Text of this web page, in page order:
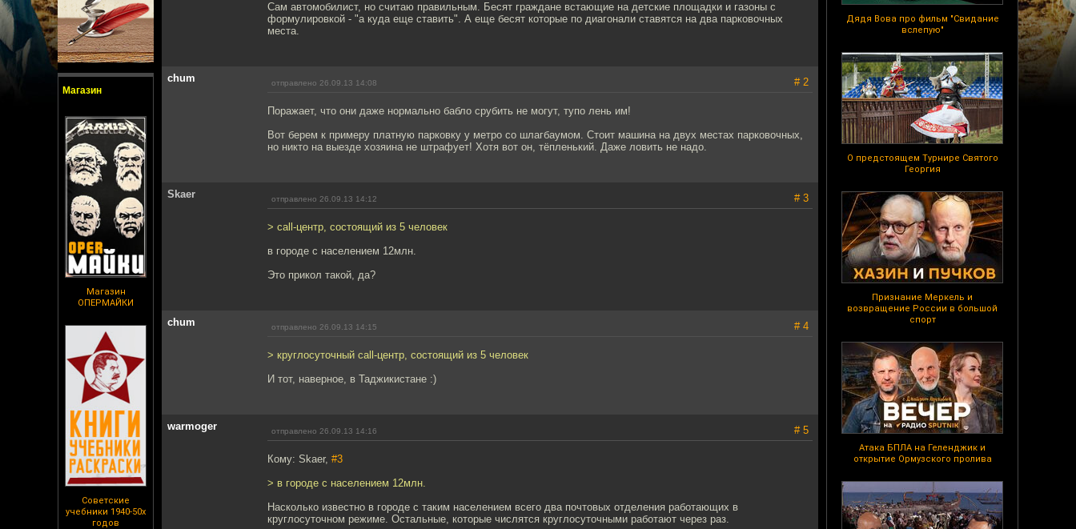
Магазин
Магазин
ОПЕРМАЙКИ
Советские
учебники 1940-50х
годов
Дядя Вова про фильм "Свидание
вслепую"
О предстоящем Турнире Святого
Георгия
Признание Меркель и
возвращение России в большой
спорт
Атака БПЛА на Геленджик и
открытие Ормузского пролива
Сам автомобилист, но считаю правильным. Бесят граждане встающие на детские площадки и газоны с
формулировкой - "а куда еще ставить". А еще бесят которые по диагонали ставятся на два парковочных
места.
chum отправлено 26.09.13 14:08 # 2
Поражает, что они даже нормально бабло срубить не могут, тупо лень им!
Вот берем к примеру платную парковку у метро со шлагбаумом. Стоит машина на двух местах парковочных,
но никто на выезде хозяина не штрафует! Хотя вот он, тёпленький. Даже ловить не надо.
Skaer отправлено 26.09.13 14:12 # 3
> call-центр, состоящий из 5 человек
в городе с населением 12млн.
Это прикол такой, да?
chum отправлено 26.09.13 14:15 # 4
> круглосуточный call-центр, состоящий из 5 человек
И тот, наверное, в Таджикистане :)
warmoger отправлено 26.09.13 14:16 # 5
Кому: Skaer, #3
> в городе с населением 12млн.
Насколько известно в городе с таким населением всего два почтовых отделения работающих в
круглосуточном режиме. Остальные, которые числятся круглосуточными работают через раз.